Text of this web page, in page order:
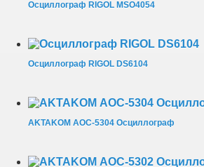
Осциллограф RIGOL MSO4054
Осциллограф RIGOL DS6104
AKTAKOM АОС-5304 Осциллограф